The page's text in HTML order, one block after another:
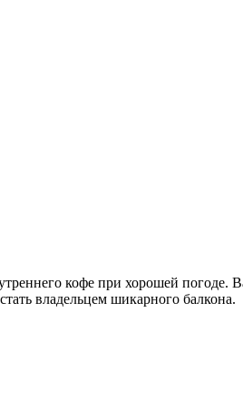
кофе при хорошей
владельцем шикарного балкона.